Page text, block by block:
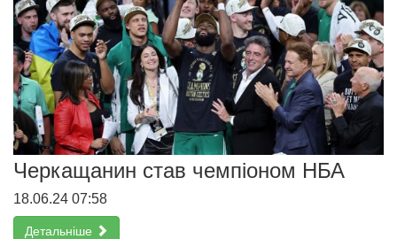
Черкащанин став чемпіоном НБА
18.06.24 07:58
Детальніше